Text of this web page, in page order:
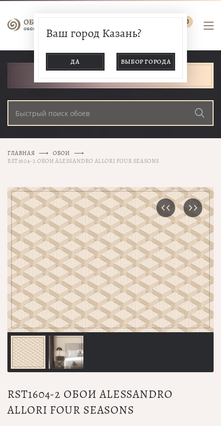
0
Ваш город Казань?
ДА ВЫБОР ГОРОДА
ГЛАВНАЯ
ОБОИ
RST1604-2 ОБОИ ALESSANDRO ALLORI FOUR SEASONS
RST1604-2 ОБОИ ALESSANDRO
ALLORI FOUR SEASONS